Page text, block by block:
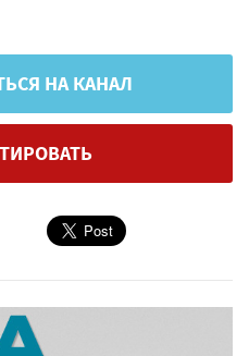
НА КАНАЛ